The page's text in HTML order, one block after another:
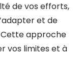
de vos efforts,
et de
approche
vos limites et à